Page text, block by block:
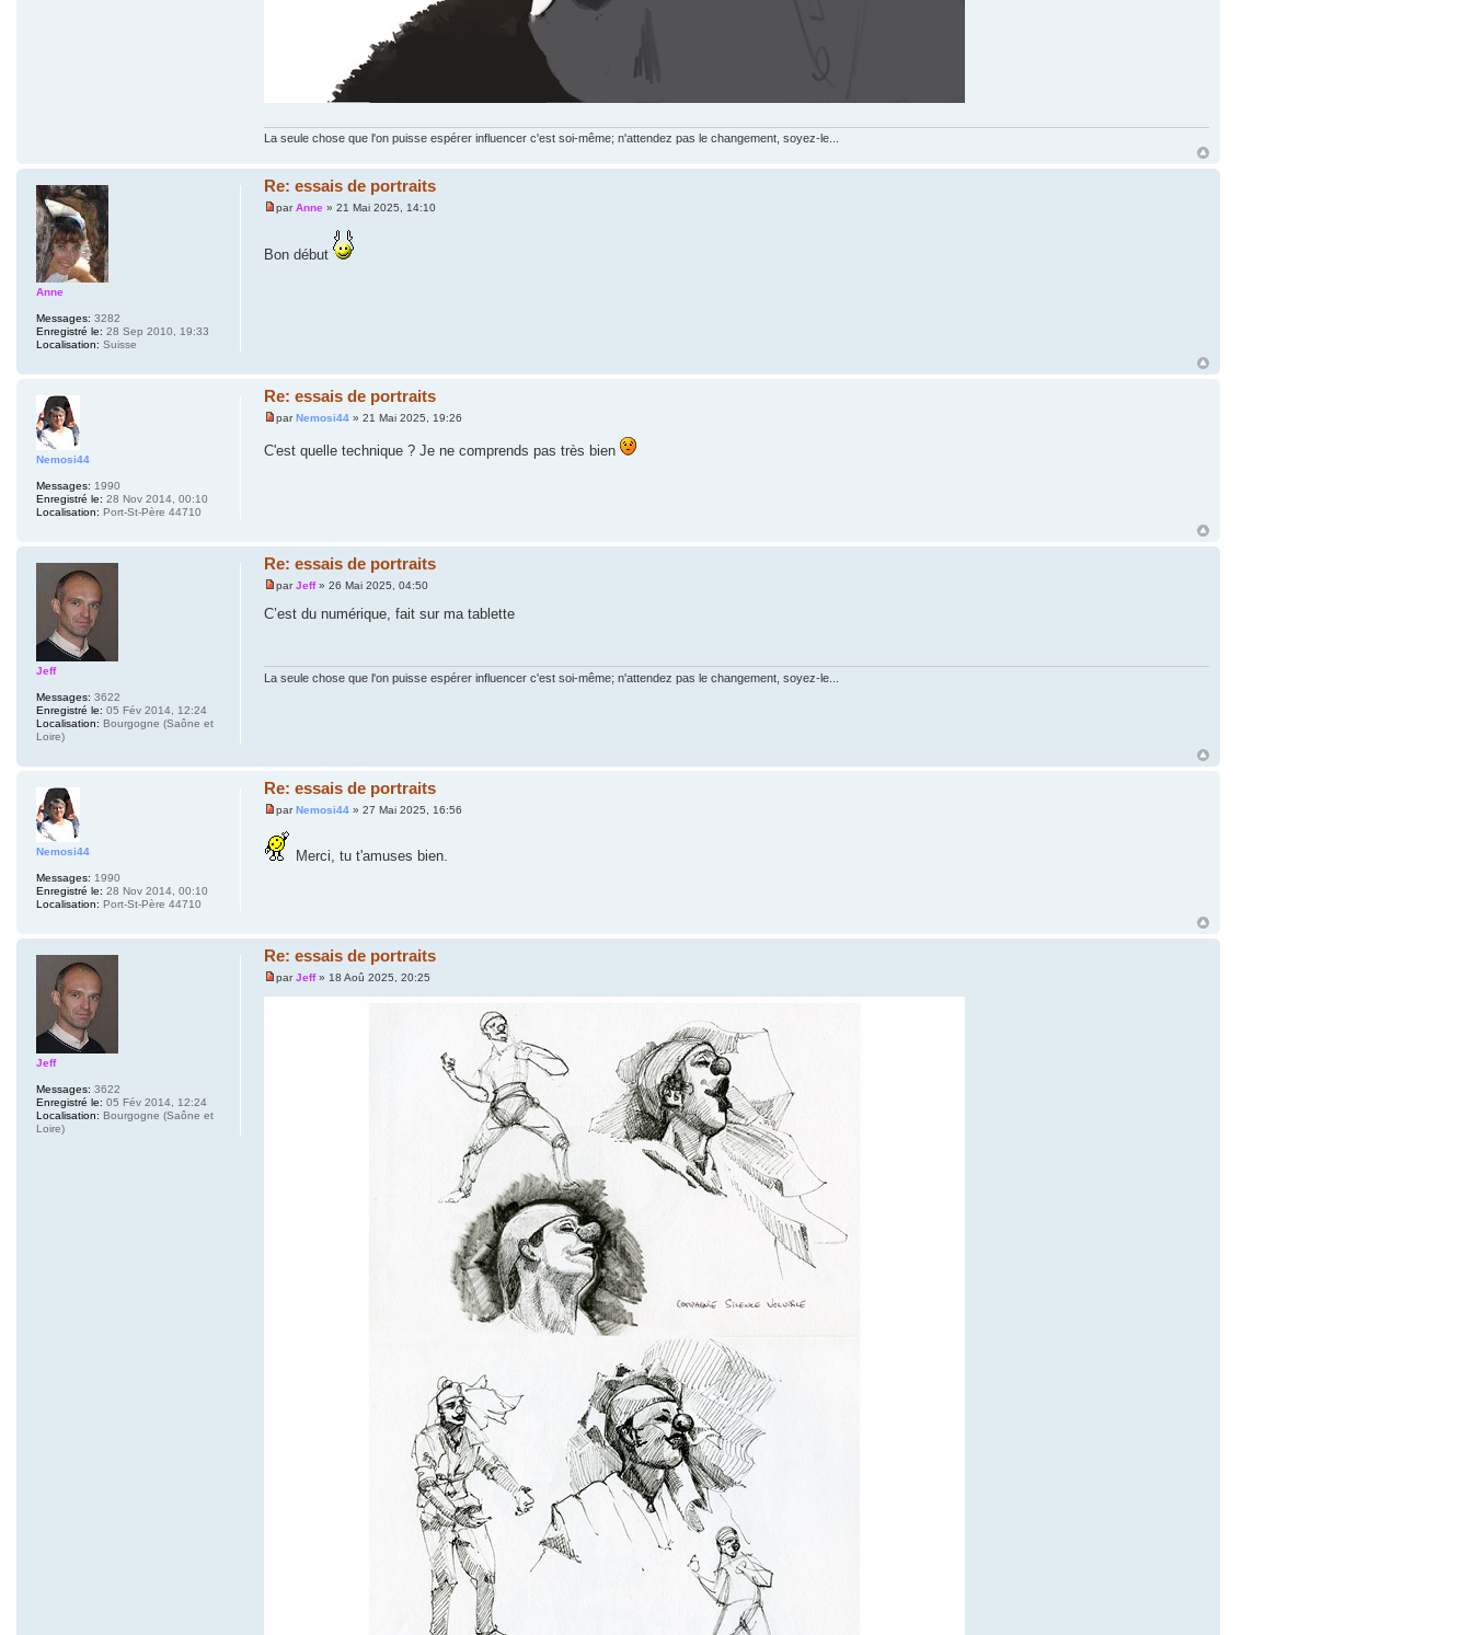
La seule chose que l'on puisse espérer influencer c'est soi-même; n'attendez pas le changement, soyez-le...
Re: essais de portraits
parAnne» 21 Mai 2025, 14:10
Bon début
Anne
Messages: 3282
Enregistré le: 28 Sep 2010, 19:33
Localisation: Suisse
Re: essais de portraits
parNemosi44» 21 Mai 2025, 19:26
C'est quelle technique ? Je ne comprends pas très bien
Nemosi44
Messages: 1990
Enregistré le: 28 Nov 2014, 00:10
Localisation: Port-St-Père 44710
Re: essais de portraits
parJeff» 26 Mai 2025, 04:50
C’est du numérique, fait sur ma tablette
La seule chose que l'on puisse espérer influencer c'est soi-même; n'attendez pas le changement, soyez-le...
Jeff
Messages: 3622
Enregistré le: 05 Fév 2014, 12:24
Localisation: Bourgogne (Saône et
Loire)
Re: essais de portraits
parNemosi44» 27 Mai 2025, 16:56
Merci, tu t'amuses bien.
Nemosi44
Messages: 1990
Enregistré le: 28 Nov 2014, 00:10
Localisation: Port-St-Père 44710
Re: essais de portraits
parJeff» 18 Aoû 2025, 20:25
Jeff
Messages: 3622
Enregistré le: 05 Fév 2014, 12:24
Localisation: Bourgogne (Saône et
Loire)